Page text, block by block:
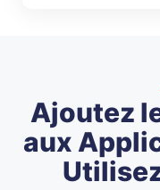
Ajoutez
aux